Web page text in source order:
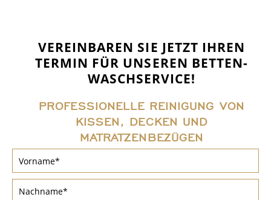
VEREINBAREN SIE JETZT IHREN
TERMIN FÜR UNSEREN BETTEN-
WASCHSERVICE!
PROFESSIONELLE REINIGUNG VON
KISSEN, DECKEN UND
MATRATZENBEZÜGEN